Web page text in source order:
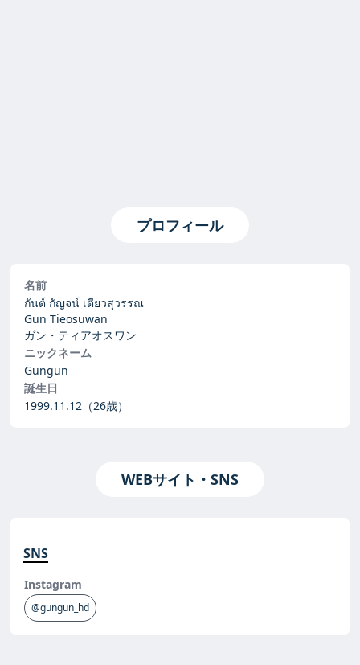
プロフィール
名前
กันต์ กัญจน์ เตียวสุวรรณ
Gun Tieosuwan
ガン・ティアオスワン
ニックネーム
Gungun
誕生日
1999.11.12 （26歳）
WEBサイト・SNS
SNS
Instagram
@gungun_hd